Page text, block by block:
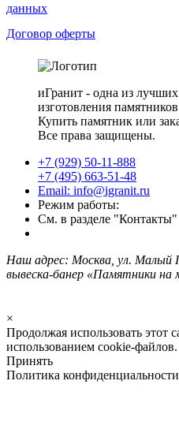
данных
Договор оферты
иГранит - одна из
изготовления
Купить памятник или
Все права защищены.
+7 (929) 50-11-888
+7 (495) 663-51-48
Email: info@igranit.ru
Режим работы:
См. в разделе "Контакты"
Наш адрес: Москва, ул. Малый
вывеска-банер «Памятники
×
Продолжая использовать этот
использованием cookie-файлов.
Принять
Политика конфиденциальности